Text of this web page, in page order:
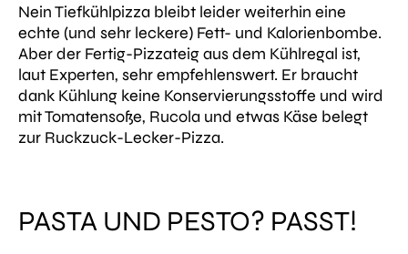
Nein Tiefkühlpizza bleibt leider weiterhin eine
echte (und sehr leckere) Fett- und Kalorienbombe.
Aber der Fertig-Pizzateig aus dem Kühlregal ist,
laut Experten, sehr empfehlenswert. Er braucht
dank Kühlung keine Konservierungsstoffe und wird
mit Tomatensoße, Rucola und etwas Käse belegt
zur Ruckzuck-Lecker-Pizza.
PASTA UND PESTO? PASST!